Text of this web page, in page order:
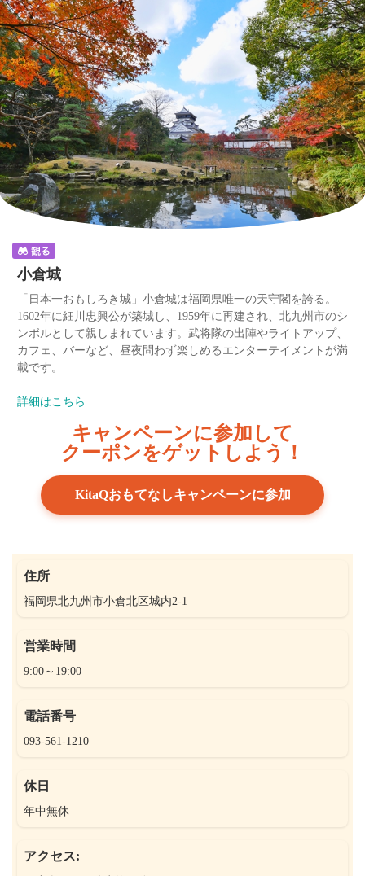
小倉城
「日本一おもしろき城」小倉城は福岡県唯一の天守閣を誇る。
1602年に細川忠興公が築城し、1959年に再建され、北九州市のシ
ンボルとして親しまれています。武将隊の出陣やライトアップ、
カフェ、バーなど、昼夜問わず楽しめるエンターテイメントが満
載です。
詳細はこちら
キャンペーンに参加して
クーポンをゲットしよう！
KitaQおもてなしキャンペーンに参加
住所
福岡県北九州市小倉北区城内2-1
営業時間
9:00～19:00
電話番号
093-561-1210
休日
年中無休
アクセス: